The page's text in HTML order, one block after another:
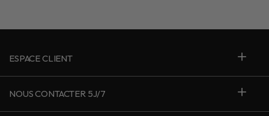
ESPACE CLIENT
NOUS CONTACTER 5J/7